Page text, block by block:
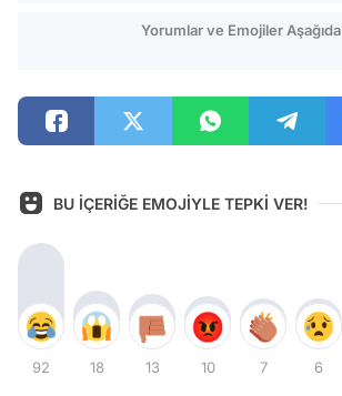
Yorumlar ve Emojiler Aşağıda
BU İÇERİĞE EMOJİYLE TEPKİ VER!
92 18 13 10 7 6